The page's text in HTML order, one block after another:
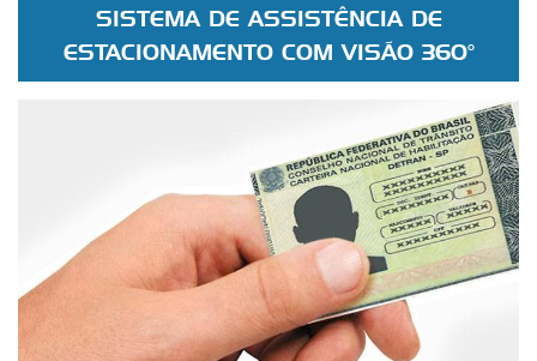
SISTEMA DE ASSISTÊNCIA DE
ESTACIONAMENTO COM VISÃO 360°